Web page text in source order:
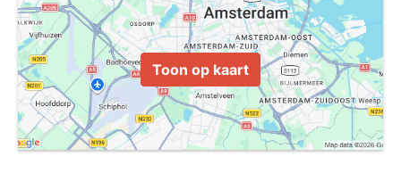
Toon op kaart